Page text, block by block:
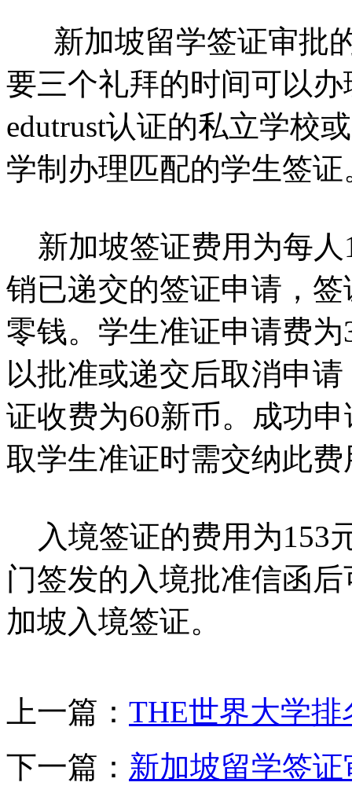
新加坡留学签证审批
要三个礼拜的时间可以
edutrust认证的私立学校
学制办理匹配的学生签证
新加坡签证费用为每人
销已递交的签证申请，
零钱。学生准证申请费
以批准或递交后取消申
证收费为60新币。成功
取学生准证时需交纳此费
入境签证的费用为153
门签发的入境批准信函
加坡入境签证。
上一篇： THE世界大学排
下一篇： 新加坡留学签